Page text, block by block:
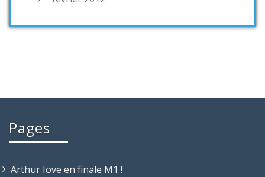
Pages
Arthur Iove en finale M1 !